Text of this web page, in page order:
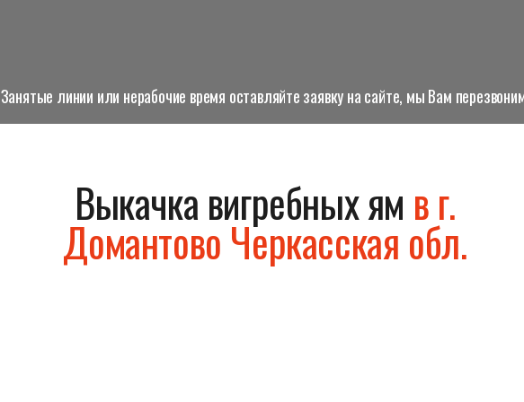
Занятые линии или нерабочие время оставляйте заявку на сайте, мы Вам
Выкачка вигребных ям в г.
Домантово Черкасская обл.